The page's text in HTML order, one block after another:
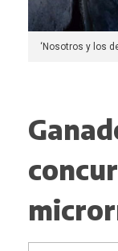
‘Nosotros y los